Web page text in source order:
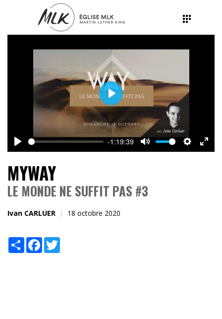
Play
-1:19:39
Mute Settings
Play
MYWAY
LE MONDE NE SUFFIT PAS #3
Ivan CARLUER 18 octobre 2020
ShareFacebook